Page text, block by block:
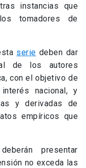
instancias que
tomadores de
serie deben dar
de los autores
con el objetivo de
nacional, y
y derivadas de
empíricos que
presentar
no exceda las